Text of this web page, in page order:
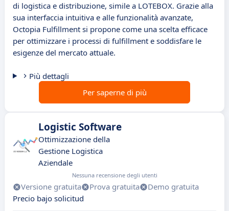
di logistica e distribuzione, simile a LOTEBOX. Grazie alla
sua interfaccia intuitiva e alle funzionalità avanzate,
Octopia Fulfillment si propone come una scelta efficace
per ottimizzare i processi di fulfillment e soddisfare le
esigenze del mercato attuale.
Più dettagli
Per saperne di più
Logistic Software
Ottimizzazione della
Gestione Logistica
Aziendale
Nessuna recensione degli utenti
Versione gratuita Prova gratuita
Demo gratuita
Precio bajo solicitud